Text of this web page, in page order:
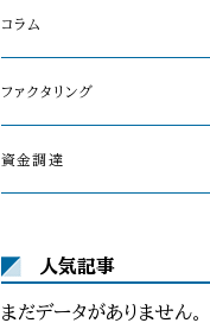
コラム
ファクタリング
資金調達
人気記事
まだデータがありません。